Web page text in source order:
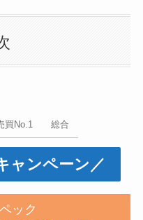
買No.1 総合
ャンペーン／
ック